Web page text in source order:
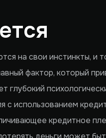
на свои инстинкты, и
фактор, который
глубокий
использованием
кредитное